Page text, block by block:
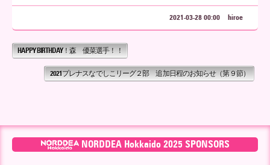
海
道
2021-03-28 00:00 hiroe
HAPPY BIRTHDAY！森 優菜選手！！
2021プレナスなでしこリーグ２部 追加日程のお知らせ（第９節）
NORDDEA Hokkaido 2025 SPONSORS